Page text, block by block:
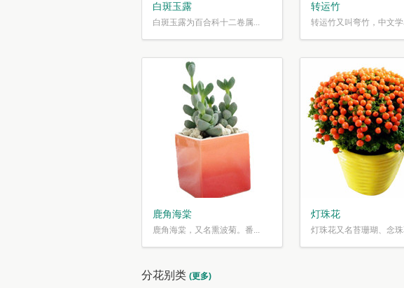
白斑玉露
白斑玉露为百合科十二卷属...
转运竹
转运竹又叫弯竹，中文
鹿角海棠
鹿角海棠，又名熏波菊。番...
灯珠花
灯珠花又名苔珊瑚、念
分花别类 (更多)